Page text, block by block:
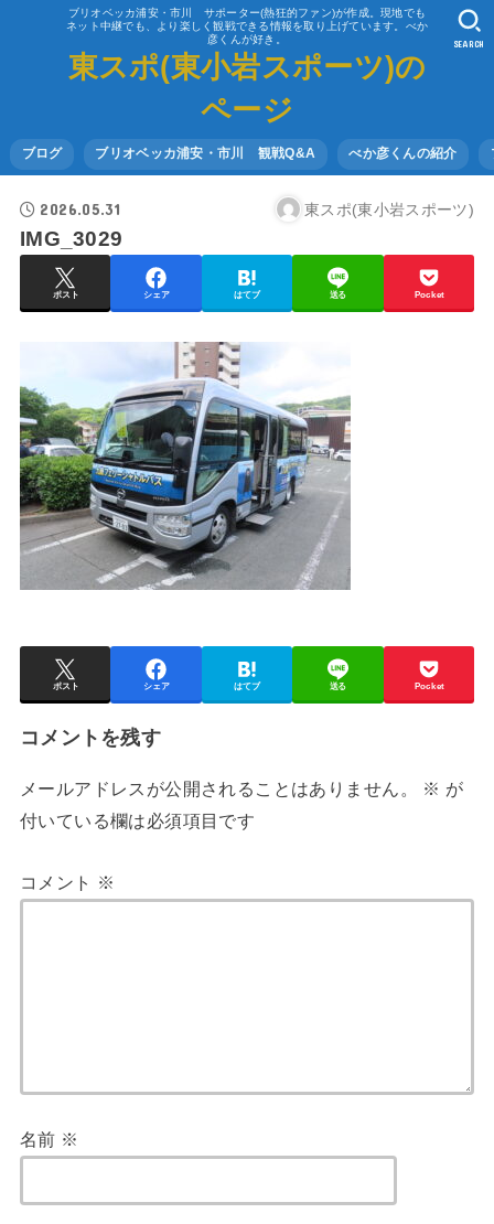
ブリオベッカ浦安・市川 サポーター(熱狂的ファン)が作成。現地でも
ネット中継でも、より楽しく観戦できる情報を取り上げています。べか
彦くんが好き。
東スポ(東小岩スポーツ)の
ページ
ブログ ブリオベッカ浦安・市川 観戦Q&A べか彦くんの紹介
SEARCH
2026.05.31 東スポ(東小岩スポーツ)
IMG_3029
ポスト シェア はてブ 送る Pocket
ポスト シェア はてブ 送る Pocket
コメントを残す
メールアドレスが公開されることはありません。 ※ が
付いている欄は必須項目です
コメント ※
名前 ※